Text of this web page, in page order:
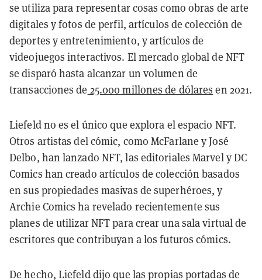
se utiliza para representar cosas como obras de arte
digitales y fotos de perfil, artículos de colección de
deportes y entretenimiento, y artículos de
videojuegos interactivos. El mercado global de NFT
se disparó hasta alcanzar un volumen de
transacciones de 25.000 millones de dólares en 2021.
Liefeld no es el único que explora el espacio NFT.
Otros artistas del cómic, como McFarlane y José
Delbo, han lanzado NFT, las editoriales Marvel y DC
Comics han creado artículos de colección basados
en sus propiedades masivas de superhéroes, y
Archie Comics ha revelado recientemente sus
planes de utilizar NFT para crear una sala virtual de
escritores que contribuyan a los futuros cómics.
De hecho, Liefeld dijo que las propias portadas de